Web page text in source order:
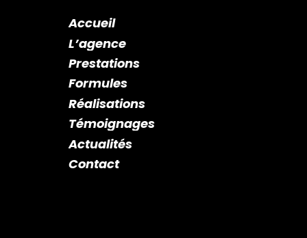
Accueil
L’agence
Prestations
Formules
Réalisations
Témoignages
Actualités
Contact